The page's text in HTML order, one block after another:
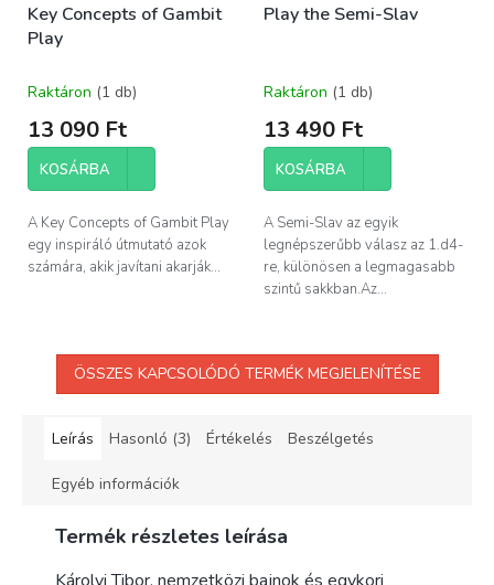
Key Concepts of Gambit
Play
Raktáron (1 db)
13 090 Ft
KOSÁRBA
A Key Concepts of Gambit Play
egy inspiráló útmutató azok
számára, akik javítani akarják...
Play the Semi-Slav
Raktáron (1 db)
13 490 Ft
KOSÁRBA
A Semi-Slav az egyik
legnépszerűbb válasz az 1.d4-
re, különösen a legmagasabb
szintű sakkban.Az...
ÖSSZES KAPCSOLÓDÓ TERMÉK MEGJELENÍTÉSE
Leírás Hasonló (3) Értékelés Beszélgetés
Egyéb információk
Termék részletes leírása
Károlyi Tibor, nemzetközi bajnok és egykori